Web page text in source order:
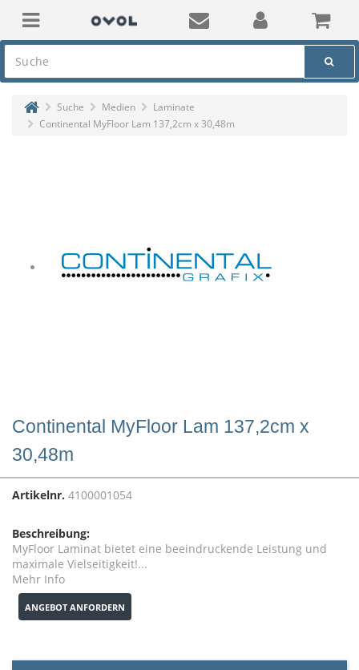
Suche Medien
Laminate
Continental MyFloor Lam 137,2cm x 30,48m
Continental MyFloor Lam 137,2cm x
30,48m
Artikelnr. 4100001054
Beschreibung:
MyFloor Laminat bietet eine beeindruckende Leistung und
maximale Vielseitigkeit!...
Mehr Info
ANGEBOT ANFORDERN